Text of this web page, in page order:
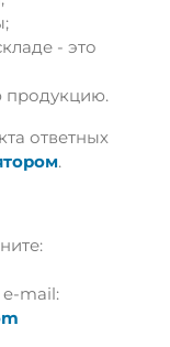
- это
продукцию.
ответных
.
e-mail: